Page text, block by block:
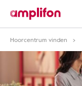
Hoorcentrum vinden